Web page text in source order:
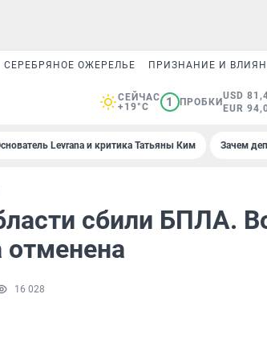
СЕРЕБРЯНОЕ ОЖЕРЕЛЬЕ ПРИЗНАНИЕ И
СЕЙЧАС
+19°C
1 ПРОБКИ
USD
EUR
Levrana и критика Татьяны Ким Зачем
сбили БПЛА.
отменена
16 028